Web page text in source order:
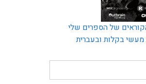
של הספרים שלי
בקלות ובעברית